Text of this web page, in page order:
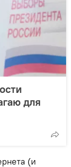
для
(и